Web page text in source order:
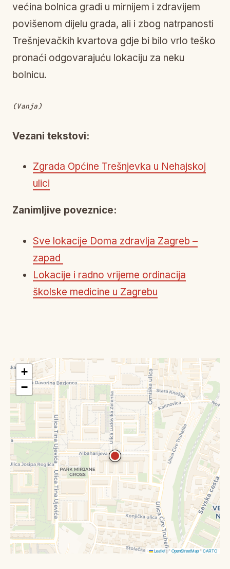
većina bolnica gradi u mirnijem i zdravijem
povišenom dijelu grada, ali i zbog natrpanosti
Trešnjevačkih kvartova gdje bi bilo vrlo teško
pronaći odgovarajuću lokaciju za neku
bolnicu.
(Vanja)
Vezani tekstovi:
Zgrada Općine Trešnjevka u Nehajskoj
ulici
Zanimljive poveznice:
Sve lokacije Doma zdravlja Zagreb –
zapad
Lokacije i radno vrijeme ordinacija
školske medicine u Zagrebu
+
−
Leaflet|©OpenStreetMap©CARTO